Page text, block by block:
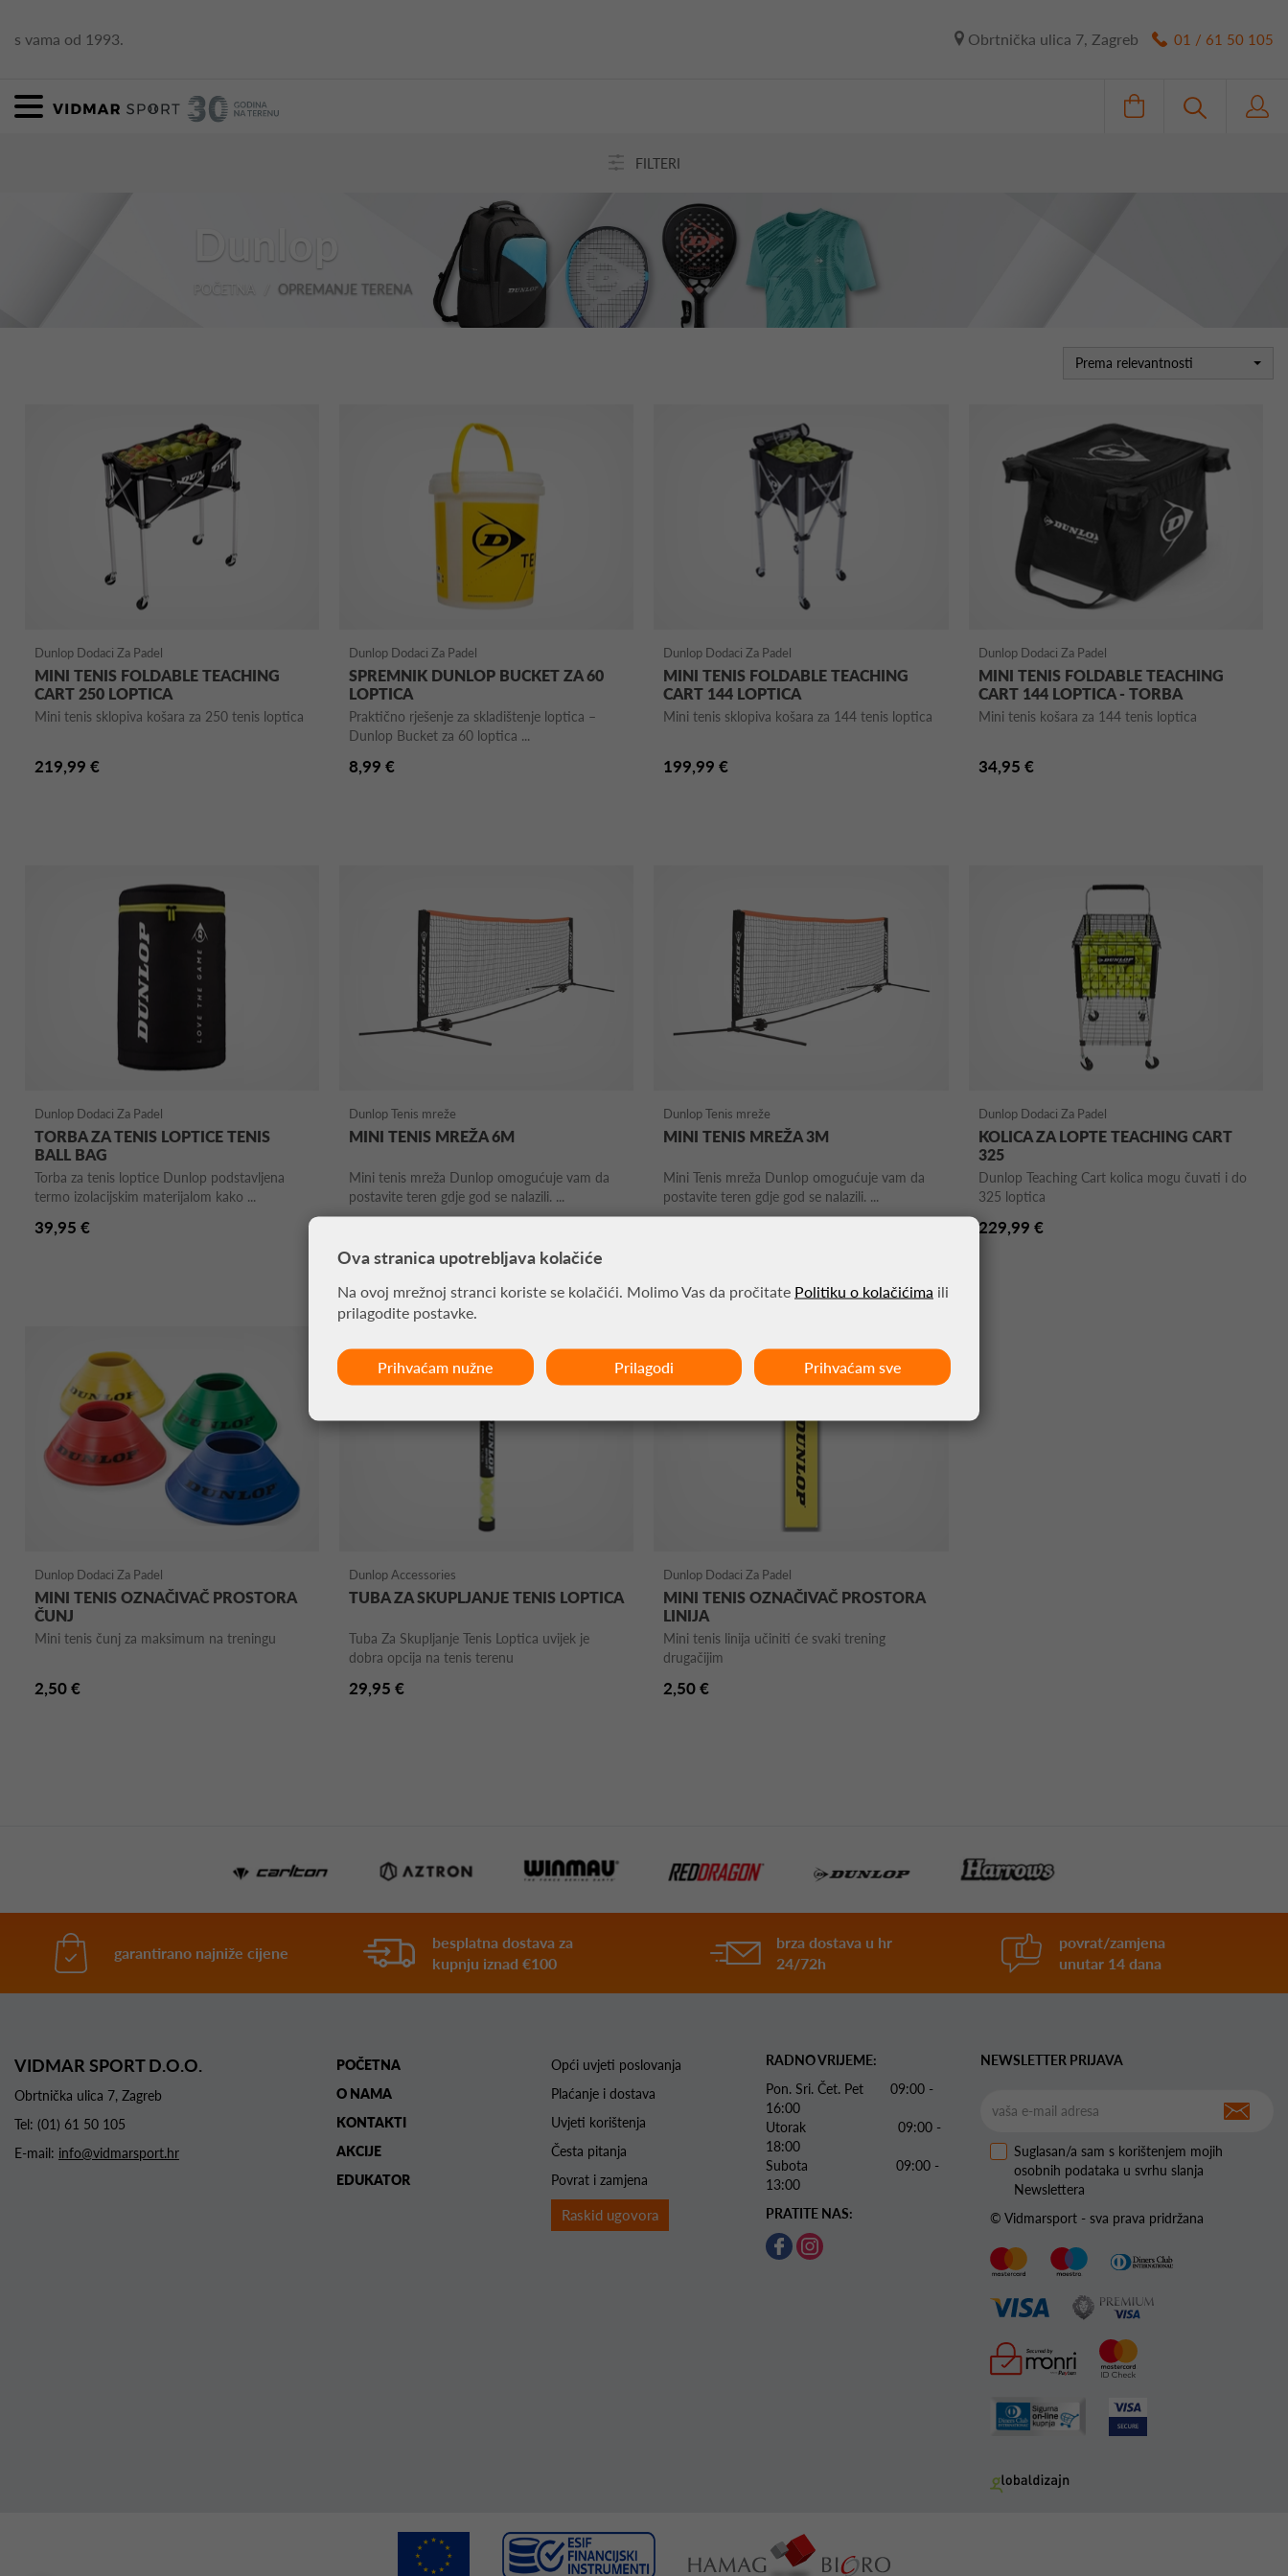
s vama od 1993. Obrtnička ulica 7, Zagreb 01 / 61 50 105
FILTERI
Dunlop
POČETNA OPREMANJE TERENA
Prema relevantnosti
Dunlop Dodaci Za Padel
MINI TENIS FOLDABLE TEACHING
CART 250 LOPTICA
Mini tenis sklopiva košara za 250 tenis loptica
219,99 €
Dunlop Dodaci Za Padel
SPREMNIK DUNLOP BUCKET ZA 60
LOPTICA
Praktično rješenje za skladištenje loptica –
Dunlop Bucket za 60 loptica ...
8,99 €
Dunlop Dodaci Za Padel
MINI TENIS FOLDABLE TEACHING
CART 144 LOPTICA
Mini tenis sklopiva košara za 144 tenis loptica
199,99 €
Dunlop Dodaci Za Padel
MINI TENIS FOLDABLE TEACHING
CART 144 LOPTICA - TORBA
Mini tenis košara za 144 tenis loptica
34,95 €
Dunlop Dodaci Za Padel
TORBA ZA TENIS LOPTICE TENIS
BALL BAG
Torba za tenis loptice Dunlop podstavljena
termo izolacijskim materijalom kako ...
39,95 €
Dunlop Tenis mreže
MINI TENIS MREŽA 6M
Mini tenis mreža Dunlop omogućuje vam da
postavite teren gdje god se nalazili. ...
Dunlop Tenis mreže
MINI TENIS MREŽA 3M
Mini Tenis mreža Dunlop omogućuje vam da
postavite teren gdje god se nalazili. ...
Dunlop Dodaci Za Padel
KOLICA ZA LOPTE TEACHING CART
325
Dunlop Teaching Cart kolica mogu čuvati i do
325 loptica
229,99 €
Dunlop Dodaci Za Padel
MINI TENIS OZNAČIVAČ PROSTORA
ČUNJ
Mini tenis čunj za maksimum na treningu
2,50 €
Dunlop Accessories
TUBA ZA SKUPLJANJE TENIS LOPTICA
Tuba Za Skupljanje Tenis Loptica uvijek je
dobra opcija na tenis terenu
29,95 €
Dunlop Dodaci Za Padel
MINI TENIS OZNAČIVAČ PROSTORA
LINIJA
Mini tenis linija učiniti će svaki trening
drugačijim
2,50 €
garantirano najniže cijene
besplatna dostava za
kupnju iznad €100
brza dostava u hr
24/72h
povrat/zamjena
unutar 14 dana
VIDMAR SPORT D.O.O.
Obrtnička ulica 7, Zagreb
Tel: (01) 61 50 105
E-mail: info@vidmarsport.hr
POČETNA
O NAMA
KONTAKTI
AKCIJE
EDUKATOR
Opći uvjeti poslovanja
Plaćanje i dostava
Uvjeti korištenja
Česta pitanja
Povrat i zamjena
Raskid ugovora
RADNO VRIJEME:
Pon. Sri. Čet. Pet 09:00 -
16:00
Utorak 09:00 -
18:00
Subota 09:00 -
13:00
PRATITE NAS:
NEWSLETTER PRIJAVA
Suglasan/a sam s korištenjem mojih
osobnih podataka u svrhu slanja
Newslettera
© Vidmarsport - sva prava pridržana
Ova stranica upotrebljava kolačiće
Na ovoj mrežnoj stranci koriste se kolačići. Molimo Vas da pročitate Politiku o kolačićima ili
prilagodite postavke.
Prihvaćam nužne Prilagodi Prihvaćam sve